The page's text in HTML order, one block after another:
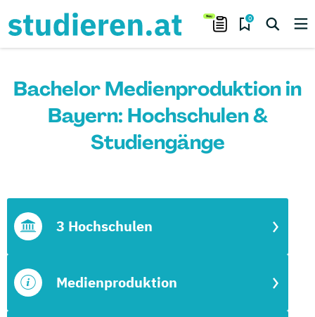
0
Bachelor Medienproduktion in
Bayern: Hochschulen &
Studiengänge
Medienproduktion
3 Hochschulen